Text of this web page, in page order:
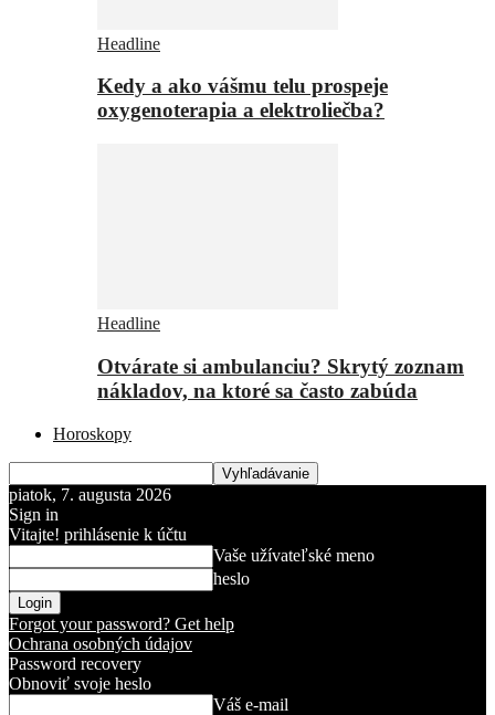
Headline
Kedy a ako vášmu telu prospeje
oxygenoterapia a elektroliečba?
Headline
Otvárate si ambulanciu? Skrytý zoznam
nákladov, na ktoré sa často zabúda
Horoskopy
piatok, 7. augusta 2026
Sign in
Vitajte! prihlásenie k účtu
Vaše užívateľské meno
heslo
Forgot your password? Get help
Ochrana osobných údajov
Password recovery
Obnoviť svoje heslo
Váš e-mail